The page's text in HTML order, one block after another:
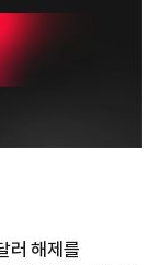
러 해제를